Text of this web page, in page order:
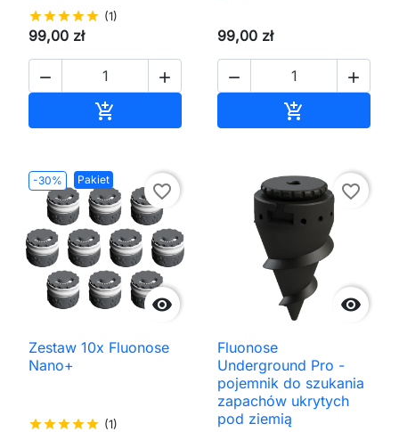
starstarstarstarstar (1)
99,00 zł
 

99,00 zł
 

-30% Pakiet

favorite_border
Zestaw 10x Fluonose
Nano+
starstarstarstarstar (1)

favorite_border
Fluonose
Underground Pro -
pojemnik do szukania
zapachów ukrytych
pod ziemią